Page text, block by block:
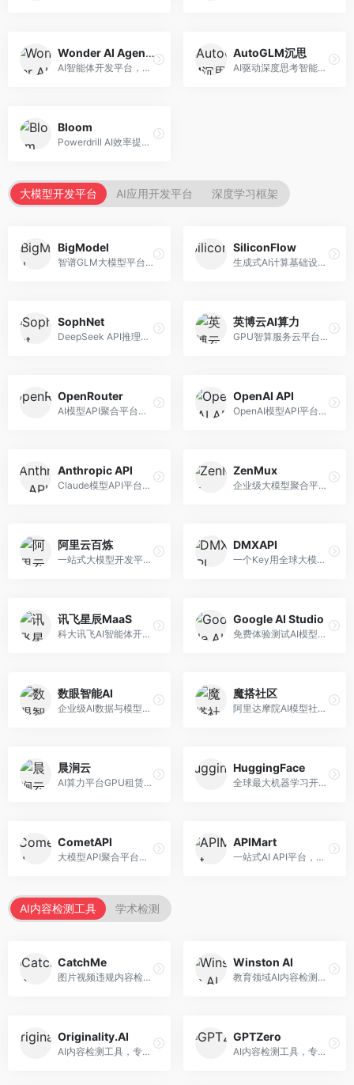
Wonder AI Agents
AI智能体开发平台，专注于低代码智能体创建。面向开发者，提供可视化开发、模板库、部署服务等功能，开发门槛低。
AutoGLM沉思
AI驱动深度思考智能体，专注于复杂推理任务。面向高级用户，提供深度分析、逻辑推理、决策支持等服务，推理能力强。
Bloom
Powerdrill AI效率提升平台，专注于企业智能化。面向企业用户，提供智能体创建、流程自动化、数据分析等服务，企业效率提升显著。
大模型开发平台 AI应用开发平台 深度学习框架
BigModel
智谱GLM大模型平台，提供API调用与模型服务。面向开发者和企业用户，提供GLM系列模型API、微调服务、应用开发工具等，开源生态完善。
SiliconFlow
生成式AI计算基础设施平台，专注于模型推理服务。面向开发者和企业，提供多模型API、高性能推理、成本优化等服务，推理性价比高。
SophNet
DeepSeek API推理平台，专注于DeepSeek模型服务。面向开发者，提供DeepSeek模型API、高性能推理、低成本服务，推理效率高。
英博云AI算力
GPU智算服务云平台，专注于AI算力租赁。面向AI研究者和企业，提供GPU租赁、模型训练、推理服务等，算力资源丰富。
OpenRouter
AI模型API聚合平台，整合多种主流大模型。面向开发者，提供统一API接口、模型对比、成本优化等服务，模型选择灵活。
OpenAI API
OpenAI模型API平台，提供GPT系列模型服务。面向开发者，提供模型API、微调服务、Assistants API等，是AI开发领域的基础设施。
Anthropic API
Claude模型API平台，专注于安全可靠的AI服务。面向开发者，提供Claude系列模型API、安全特性、企业级服务等，API质量高。
ZenMux
企业级大模型聚合平台，专注于企业AI服务。面向企业用户，提供多模型管理、安全合规、成本优化等服务，企业级功能完善。
阿里云百炼
一站式大模型开发平台，深度整合阿里云服务。面向企业开发者和AI团队，提供模型训练、微调、部署、应用开发等全流程服务，企业级功能完善。
DMXAPI
一个Key用全球大模型的聚合平台。面向开发者，提供多模型统一API、简化接入、成本控制等服务，接入便捷。
讯飞星辰MaaS
科大讯飞AI智能体开发平台，专注于企业级模型服务。面向企业用户，提供模型调用、智能体创建、行业解决方案等服务，中文能力突出。
Google AI Studio
免费体验测试AI模型的平台，深度整合Google生态。面向开发者和研究者，提供Gemini模型体验、API密钥管理、提示词测试等服务，免费使用。
数眼智能AI
企业级AI数据与模型服务平台，专注于数据驱动AI。面向企业用户，提供数据管理、模型训练、部署服务等，数据治理能力强。
魔搭社区
阿里达摩院AI模型社区，专注于中文AI生态。面向中文开发者，提供开源模型、数据集、开发工具等资源，中文模型丰富。
晨涧云
AI算力平台GPU租赁服务，专注于弹性算力。面向开发者和研究者，提供GPU租赁、弹性调度、成本优化等服务，算力灵活。
HuggingFace
全球最大机器学习开源社区，整合模型库与开发工具。面向AI研究者和开发者，提供开源模型、数据集、开发工具等资源，开源生态最完善。
CometAPI
大模型API聚合平台，整合多种AI模型服务。面向开发者，提供统一接口、模型切换、监控分析等服务，API管理便捷。
APIMart
一站式AI API平台，整合多种AI服务。面向开发者，提供模型API、图像处理、语音识别等服务，API种类丰富。
AI内容检测工具 学术检测
CatchMe
图片视频违规内容检测平台，专注于视觉内容安全。面向内容平台，提供图片审核、视频审核、直播监控等服务，视觉检测专业。
Winston AI
教育领域AI内容检测平台，专注于学术诚信。面向教育机构，提供AI内容检测、抄袭检测、报告生成等服务，教育适配性强。
Originality.AI
AI内容检测工具，专注于内容原创性验证。面向内容创作者和出版商，提供AI检测、抄袭检测、批量分析等服务，检测精度高。
GPTZero
AI内容检测工具，专注于AI生成文本识别。面向教育工作者和出版商，提供文本检测、批量分析、API接口等服务，检测准确率高。